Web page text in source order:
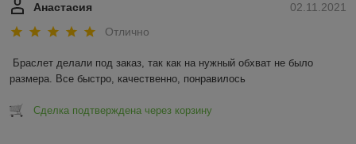
02.11.2021
Анастасия
Отлично
Браслет делали под заказ, так как на нужный обхват не было
размера. Все быстро, качественно, понравилось
Сделка подтверждена через корзину